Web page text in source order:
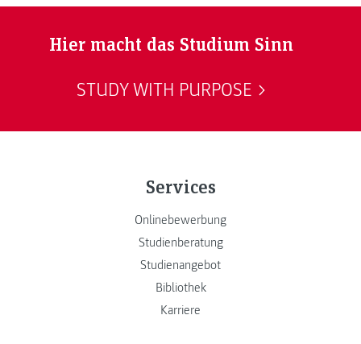
Hier macht das Studium Sinn
STUDY WITH PURPOSE
Services
Onlinebewerbung
Studienberatung
Studienangebot
Bibliothek
Karriere